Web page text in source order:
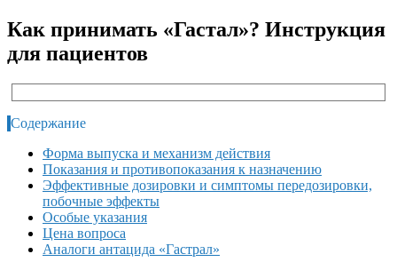
Как принимать «Гастал»? Инструкция
для пациентов
Содержание
Форма выпуска и механизм действия
Показания и противопоказания к назначению
Эффективные дозировки и симптомы передозировки,
побочные эффекты
Особые указания
Цена вопроса
Аналоги антацида «Гастрал»